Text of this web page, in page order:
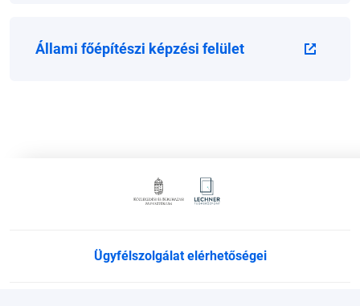
Állami főépítészi képzési felület
Ügyfélszolgálat elérhetőségei